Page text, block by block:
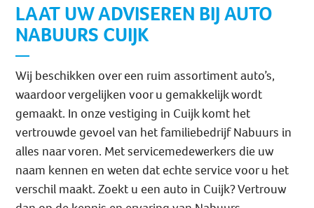
LAAT UW ADVISEREN BIJ AUTO
NABUURS CUIJK
Wij beschikken over een ruim assortiment auto’s,
waardoor vergelijken voor u gemakkelijk wordt
gemaakt. In onze vestiging in Cuijk komt het
vertrouwde gevoel van het familiebedrijf Nabuurs in
alles naar voren. Met servicemedewerkers die uw
naam kennen en weten dat echte service voor u het
verschil maakt. Zoekt u een auto in Cuijk? Vertrouw